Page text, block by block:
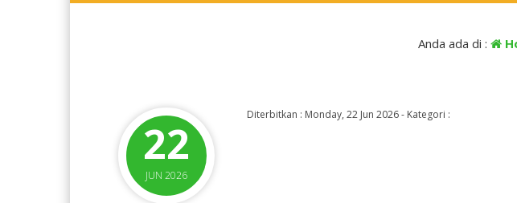
Anda ada di :
22
JUN 2026
Diterbitkan : Monday, 22 Jun 2026- Kategori :